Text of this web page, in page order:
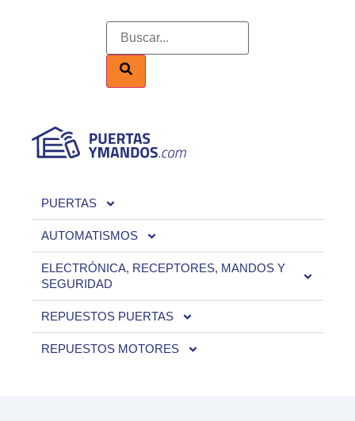
PUERTAS
AUTOMATISMOS
ELECTRÓNICA, RECEPTORES, MANDOS Y
SEGURIDAD
REPUESTOS PUERTAS
REPUESTOS MOTORES